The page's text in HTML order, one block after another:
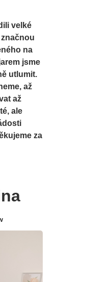
velké
na
jsme
utlumit.
až
až
ale
za